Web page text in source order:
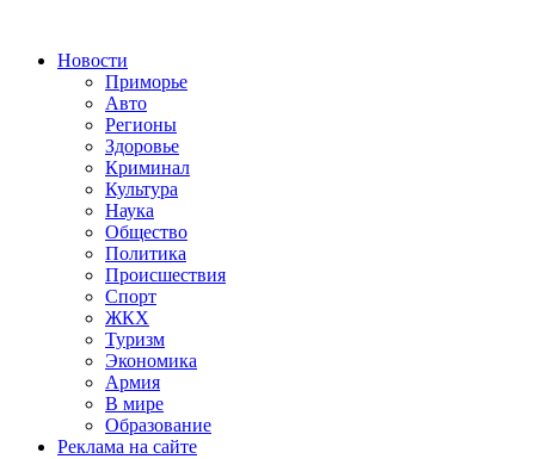
Новости
Приморье
Авто
Регионы
Здоровье
Криминал
Культура
Наука
Общество
Политика
Происшествия
Спорт
ЖКХ
Туризм
Экономика
Армия
В мире
Образование
Реклама на сайте